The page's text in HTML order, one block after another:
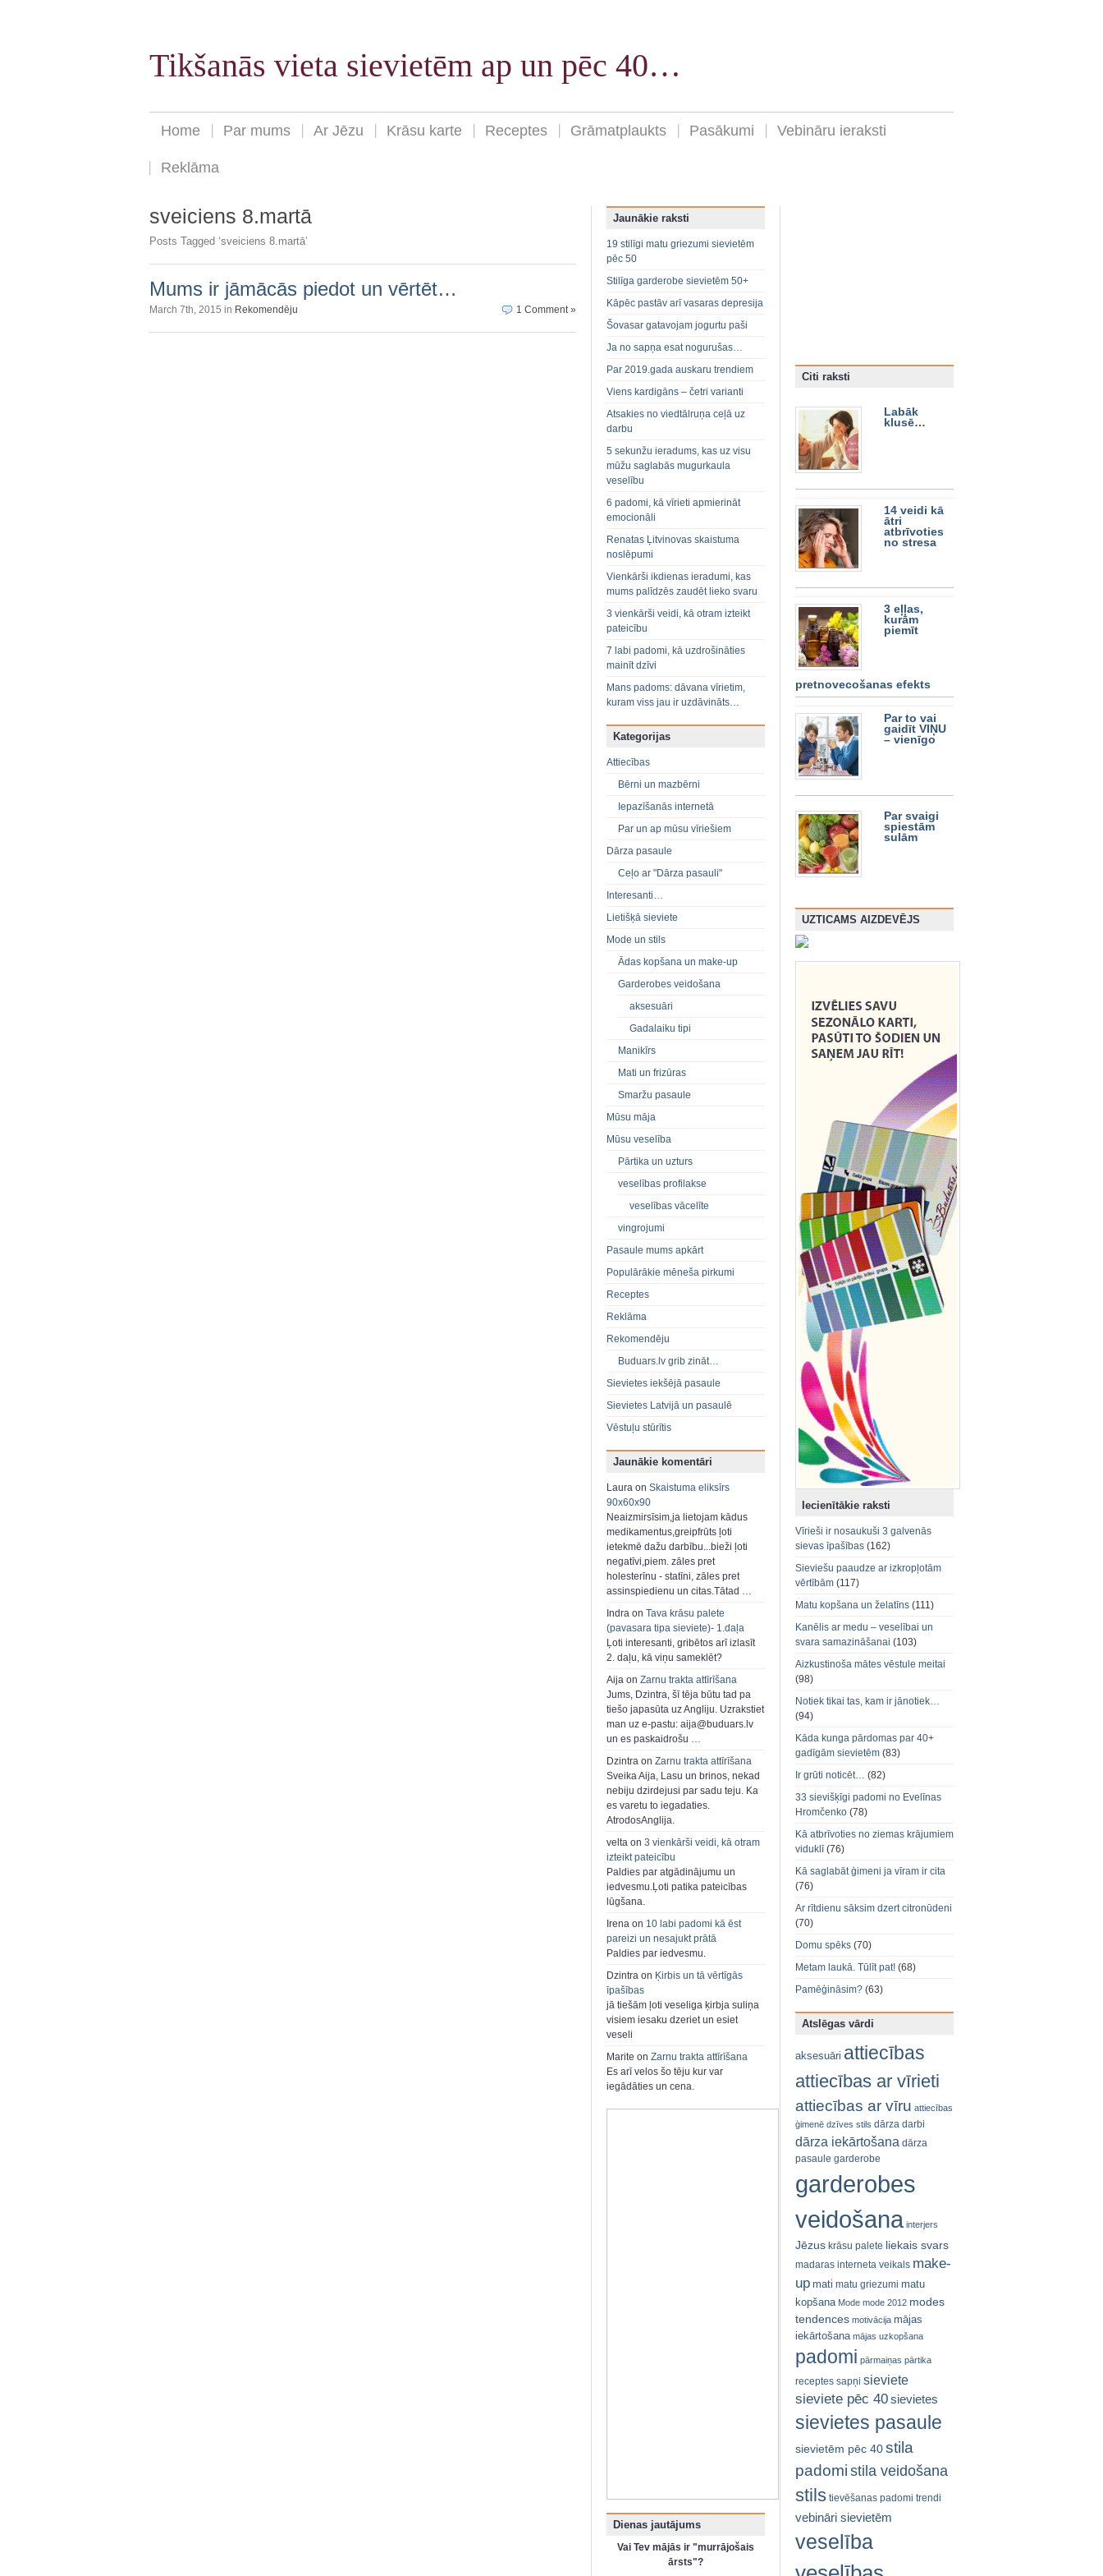
Tikšanās vieta sievietēm ap un pēc 40…
Home Par mums Ar Jēzu Krāsu karte Receptes Grāmatplaukts Pasākumi Vebināru ieraksti
Reklāma
sveiciens 8.martā
Posts Tagged ‘sveiciens 8.martā’
Mums ir jāmācās piedot un vērtēt…
March 7th, 2015 in Rekomendēju 1 Comment »
Jaunākie raksti
19 stilīgi matu griezumi sievietēm
pēc 50
Stilīga garderobe sievietēm 50+
Kāpēc pastāv arī vasaras depresija
Šovasar gatavojam jogurtu paši
Ja no sapņa esat nogurušas…
Par 2019.gada auskaru trendiem
Viens kardigāns – četri varianti
Atsakies no viedtālruņa ceļā uz
darbu
5 sekunžu ieradums, kas uz visu
mūžu saglabās mugurkaula
veselību
6 padomi, kā vīrieti apmierināt
emocionāli
Renatas Ļitvinovas skaistuma
noslēpumi
Vienkārši ikdienas ieradumi, kas
mums palīdzēs zaudēt lieko svaru
3 vienkārši veidi, kā otram izteikt
pateicību
7 labi padomi, kā uzdrošināties
mainīt dzīvi
Mans padoms: dāvana vīrietim,
kuram viss jau ir uzdāvināts…
Kategorijas
Attiecības
Bērni un mazbērni
Iepazīšanās internetā
Par un ap mūsu vīriešiem
Dārza pasaule
Ceļo ar "Dārza pasauli"
Interesanti…
Lietišķā sieviete
Mode un stils
Ādas kopšana un make-up
Garderobes veidošana
aksesuāri
Gadalaiku tipi
Manikīrs
Mati un frizūras
Smaržu pasaule
Mūsu māja
Mūsu veselība
Pārtika un uzturs
veselības profilakse
veselības vācelīte
vingrojumi
Pasaule mums apkārt
Populārākie mēneša pirkumi
Receptes
Reklāma
Rekomendēju
Buduars.lv grib zināt…
Sievietes iekšējā pasaule
Sievietes Latvijā un pasaulē
Vēstuļu stūrītis
Jaunākie komentāri
Laura on Skaistuma eliksīrs
90x60x90
Neaizmirsīsim,ja lietojam kādus
medikamentus,greipfrūts ļoti
ietekmē dažu darbību...bieži ļoti
negatīvi,piem. zāles pret
holesterīnu - statīni, zāles pret
assinspiedienu un citas.Tātad …
Indra on Tava krāsu palete
(pavasara tipa sieviete)- 1.daļa
Ļoti interesanti, gribētos arī izlasīt
2. daļu, kā viņu sameklēt?
Aija on Zarnu trakta attīrīšana
Jums, Dzintra, šī tēja būtu tad pa
tiešo japasūta uz Angliju. Uzrakstiet
man uz e-pastu: aija@buduars.lv
un es paskaidrošu …
Dzintra on Zarnu trakta attīrīšana
Sveika Aija, Lasu un brinos, nekad
nebiju dzirdejusi par sadu teju. Ka
es varetu to iegadaties.
AtrodosAnglija.
velta on 3 vienkārši veidi, kā otram
izteikt pateicību
Paldies par atgādinājumu un
iedvesmu.Ļoti patika pateicības
lūgšana.
Irena on 10 labi padomi kā ēst
pareizi un nesajukt prātā
Paldies par iedvesmu.
Dzintra on Ķirbis un tā vērtīgās
īpašības
jā tiešām ļoti veseliga ķirbja suliņa
visiem iesaku dzeriet un esiet
veseli
Marite on Zarnu trakta attīrīšana
Es arī velos šo tēju kur var
iegādāties un cena.
Dienas jautājums
Vai Tev mājās ir "murrājošais
ārsts"?
Citi raksti
Labāk
klusē…
14 veidi kā
ātri
atbrīvoties
no stresa
3 eļļas,
kurām
piemīt
pretnovecošanas efekts
Par to vai
gaidīt VIŅU
– vienīgo
Par svaigi
spiestām
sulām
UZTICAMS AIZDEVĒJS
Iecienītākie raksti
Vīrieši ir nosaukuši 3 galvenās
sievas īpašības (162)
Sieviešu paaudze ar izkropļotām
vērtībām (117)
Matu kopšana un želatīns (111)
Kanēlis ar medu – veselībai un
svara samazināšanai (103)
Aizkustinoša mātes vēstule meitai
(98)
Notiek tikai tas, kam ir jānotiek…
(94)
Kāda kunga pārdomas par 40+
gadīgām sievietēm (83)
Ir grūti noticēt… (82)
33 sievišķīgi padomi no Evelīnas
Hromčenko (78)
Kā atbrīvoties no ziemas krājumiem
viduklī(76)
Kā saglabāt ģimeni ja vīram ir cita
(76)
Ar rītdienu sāksim dzert citronūdeni
(70)
Domu spēks (70)
Metam laukā. Tūlīt pat! (68)
Pamēģināsim? (63)
Atslēgas vārdi
aksesuāri attiecības
attiecības ar vīrieti
attiecības ar vīru attiecības
ģimenē dzīves stils dārza darbi
dārza iekārtošana dārza
pasaule garderobe
garderobes
veidošana interjers
Jēzus krāsu palete liekais svars
madaras interneta veikals make-
up mati matu griezumi matu
kopšana Mode mode 2012 modes
tendences motivācija mājas
iekārtošana mājas uzkopšana
padomi pārmaiņas pārtika
receptes sapņi sieviete
sieviete pēc 40sievietes
sievietes pasaule
sievietēm pēc 40stila
padomistila veidošana
stils tievēšanas padomi trendi
vebināri sievietēm
veselība